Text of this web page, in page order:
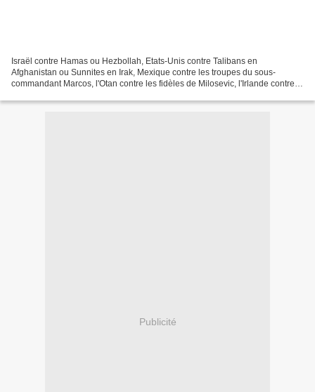
Israël contre Hamas ou Hezbollah, Etats-Unis contre Talibans en
Afghanistan ou Sunnites en Irak, Mexique contre les troupes du sous-
commandant Marcos, l'Otan contre les fidèles de Milosevic, l'Irlande contre
Publicité